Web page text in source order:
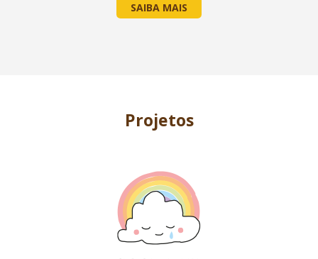
SAIBA MAIS
Projetos